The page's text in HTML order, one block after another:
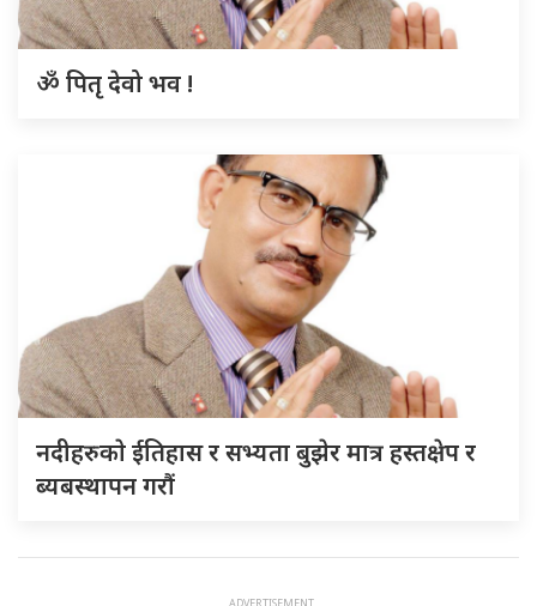
ॐ पितृ देवो भव !
नदीहरुकाे ईतिहास र सभ्यता बुझेर मात्र हस्तक्षेप र
ब्यबस्थापन गराैं